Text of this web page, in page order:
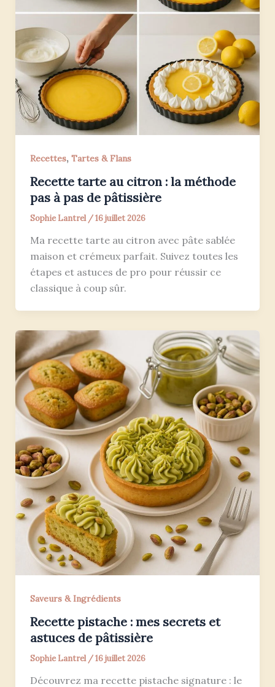
Recettes, Tartes & Flans
Recette tarte au citron : la méthode
pas à pas de pâtissière
Sophie Lantrel /16 juillet 2026
Ma recette tarte au citron avec pâte sablée
maison et crémeux parfait. Suivez toutes les
étapes et astuces de pro pour réussir ce
classique à coup sûr.
Saveurs & Ingrédients
Recette pistache : mes secrets et
astuces de pâtissière
Sophie Lantrel /16 juillet 2026
Découvrez ma recette pistache signature : le